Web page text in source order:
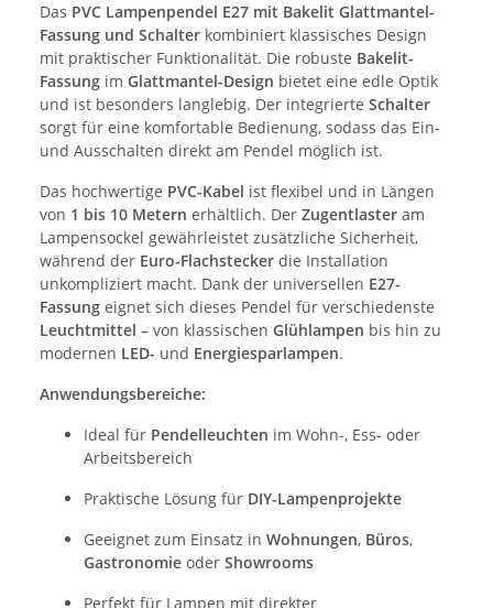
Das PVC Lampenpendel E27 mit Bakelit Glattmantel-
Fassung und Schalter kombiniert klassisches Design
mit praktischer Funktionalität. Die robuste Bakelit-
Fassung im Glattmantel-Design bietet eine edle Optik
und ist besonders langlebig. Der integrierte Schalter
sorgt für eine komfortable Bedienung, sodass das Ein-
und Ausschalten direkt am Pendel möglich ist.
Das hochwertige PVC-Kabel ist flexibel und in Längen
von 1 bis 10 Metern erhältlich. Der Zugentlaster am
Lampensockel gewährleistet zusätzliche Sicherheit,
während der Euro-Flachstecker die Installation
unkompliziert macht. Dank der universellen E27-
Fassung eignet sich dieses Pendel für verschiedenste
Leuchtmittel – von klassischen Glühlampen bis hin zu
modernen LED- und Energiesparlampen.
Anwendungsbereiche:
Ideal für Pendelleuchten im Wohn-, Ess- oder
Arbeitsbereich
Praktische Lösung für DIY-Lampenprojekte
Geeignet zum Einsatz in Wohnungen, Büros,
Gastronomie oder Showrooms
Perfekt für Lampen mit direkter